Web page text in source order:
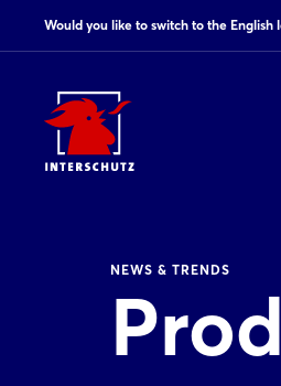
Would you like to switch to the English
NEWS & TRENDS